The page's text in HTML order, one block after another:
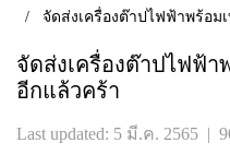
จัดส่งเครื่องต๊าปไฟฟ้าพร้อม
จัดส่งเครื่องต๊าปไฟฟ้
อีกแล้วคร้า
Last updated: 5 มี.ค. 2565 |